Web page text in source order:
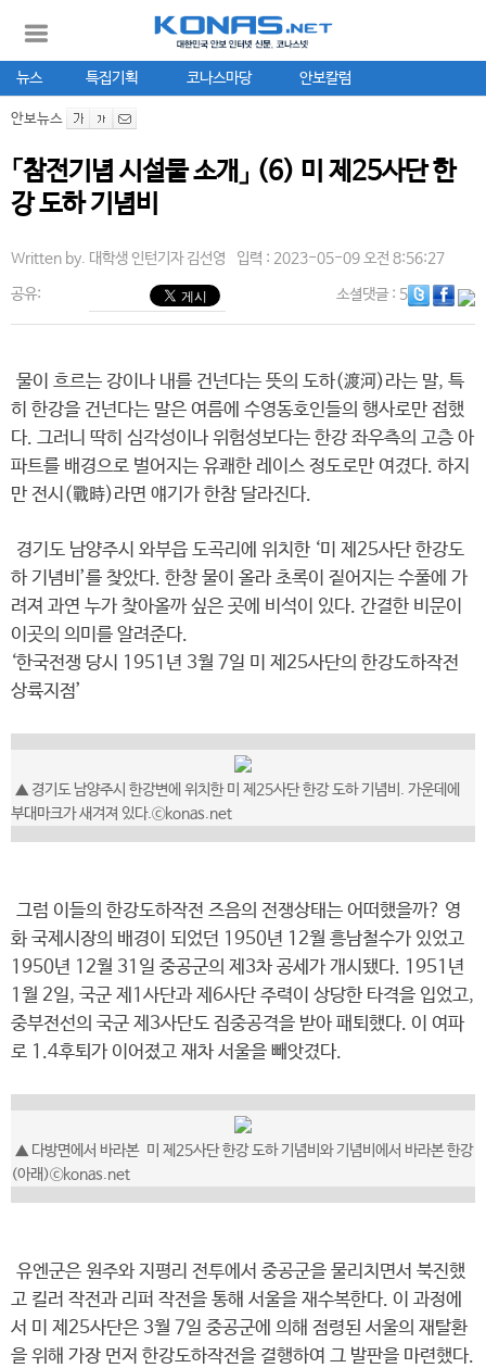
뉴스 특집기획 코나스마당 안보칼럼
안보뉴스
「참전기념 시설물 소개」 (6) 미 제25사단 한
강 도하 기념비
Written by. 대학생 인턴기자 김선영 입력 : 2023-05-09 오전 8:56:27
공유: 소셜댓글: 5
물이 흐르는 강이나 내를 건넌다는 뜻의 도하(渡河)라는 말, 특
히 한강을 건넌다는 말은 여름에 수영동호인들의 행사로만 접했
다. 그러니 딱히 심각성이나 위험성보다는 한강 좌우측의 고층 아
파트를 배경으로 벌어지는 유쾌한 레이스 정도로만 여겼다. 하지
만 전시(戰時)라면 얘기가 한참 달라진다.
경기도 남양주시 와부읍 도곡리에 위치한 ‘미 제25사단 한강도
하 기념비’를 찾았다. 한창 물이 올라 초록이 짙어지는 수풀에 가
려져 과연 누가 찾아올까 싶은 곳에 비석이 있다. 간결한 비문이
이곳의 의미를 알려준다.
‘한국전쟁 당시 1951년 3월 7일 미 제25사단의 한강도하작전
상륙지점’
▲ 경기도 남양주시 한강변에 위치한 미 제25사단 한강 도하 기념비. 가운데에
부대마크가 새겨져 있다.ⓒkonas.net
그럼 이들의 한강도하작전 즈음의 전쟁상태는 어떠했을까? 영
화 국제시장의 배경이 되었던 1950년 12월 흥남철수가 있었고
1950년 12월 31일 중공군의 제3차 공세가 개시됐다. 1951년
1월 2일, 국군 제1사단과 제6사단 주력이 상당한 타격을 입었고,
중부전선의 국군 제3사단도 집중공격을 받아 패퇴했다. 이 여파
로 1.4후퇴가 이어졌고 재차 서울을 빼앗겼다.
▲ 다방면에서 바라본 미 제25사단 한강 도하 기념비와 기념비에서 바라본 한강
(아래)ⓒkonas.net
유엔군은 원주와 지평리 전투에서 중공군을 물리치면서 북진했
고 킬러 작전과 리퍼 작전을 통해 서울을 재수복한다. 이 과정에
서 미 제25사단은 3월 7일 중공군에 의해 점령된 서울의 재탈환
을 위해 가장 먼저 한강도하작전을 결행하여 그 발판을 마련했다.